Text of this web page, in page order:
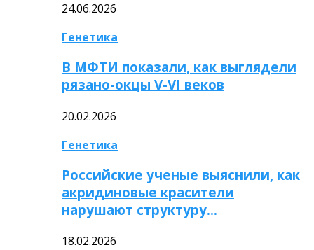
24.06.2026
Генетика
В МФТИ показали, как выглядели
рязано-окцы V-VI веков
20.02.2026
Генетика
Российские ученые выяснили, как
акридиновые красители
нарушают структуру…
18.02.2026